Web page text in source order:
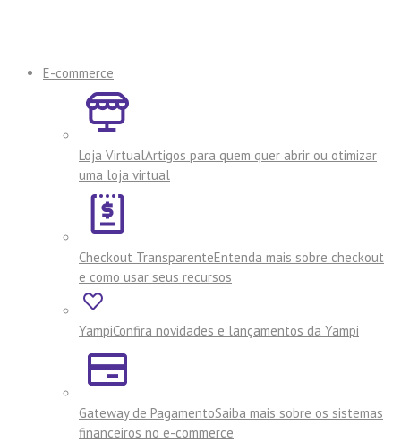
E-commerce
Loja VirtualArtigos para quem quer abrir ou otimizar
uma loja virtual
Checkout TransparenteEntenda mais sobre checkout
e como usar seus recursos
YampiConfira novidades e lançamentos da Yampi
Gateway de PagamentoSaiba mais sobre os sistemas
financeiros no e-commerce